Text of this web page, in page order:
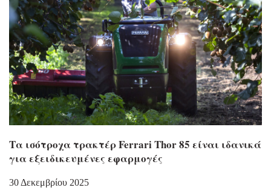
Τα ισότροχα τρακτέρ Ferrari Thor 85 είναι ιδανικά
για εξειδικευμένες εφαρμογές
30 Δεκεμβρίου 2025